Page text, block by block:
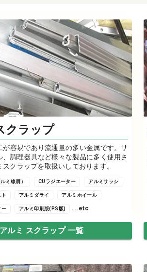
クラップ
が容易であり流通量の多い金属です。サ
、調理器具など様々な製品に多く使用さ
クラップを取扱いしております。
ミ線屑） CUラジエーター アルミサッシ
アルミダライ アルミホイール
ー アルミ印刷版(PS版) ...etc
アルミ スクラップ 一覧